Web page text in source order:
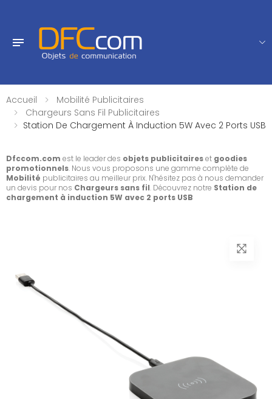
Accueil
Mobilité Publicitaires
Chargeurs Sans Fil Publicitaires
Station De Chargement À Induction 5W Avec 2 Ports USB
Dfccom.com est le leader des objets publicitaireset goodies
promotionnels. Nous vous proposons une gamme complète de
Mobilité publicitaires au meilleur prix. N'hésitez pas à nous demander
un devis pour nos Chargeurs sans fil. Découvrez notre Station de
chargement à induction 5W avec 2 ports USB